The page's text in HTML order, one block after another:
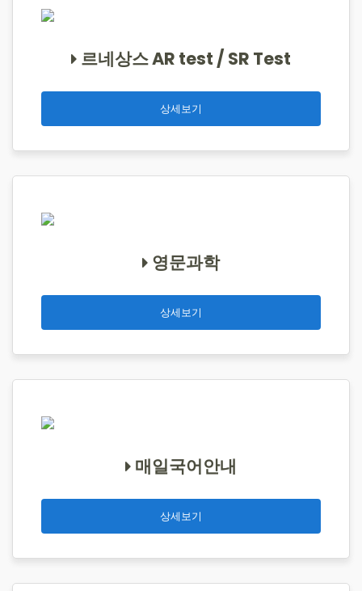
르네상스 AR test / SR Test
상세보기
영문과학
상세보기
매일국어안내
상세보기